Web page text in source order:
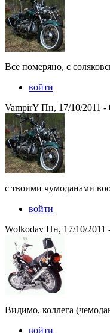
Все померяно, с
войти
VampirY Пн, 17/10/2011 -
с твоими чумоданами
войти
Wolkodav Пн, 17/10/2011
Видимо, коллега
войти